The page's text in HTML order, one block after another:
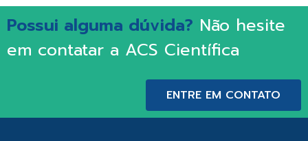
Possui alguma dúvida? Não hesite
em contatar a ACS Científica
ENTRE EM CONTATO